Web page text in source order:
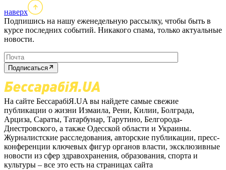
наверх
Подпишись на нашу еженедельную рассылку, чтобы быть в
курсе последних событий. Никакого спама, только актуальные
новости.
Подписаться
На сайте БессарабіЯ.UA вы найдете самые свежие
публикации о жизни Измаила, Рени, Килии, Болграда,
Арциза, Сараты, Татарбунар, Тарутино, Белгорода-
Днестровского, а также Одесской области и Украины.
Журналистские расследования, авторские публикации, пресс-
конференции ключевых фигур органов власти, эксклюзивные
новости из сфер здравохранения, образования, спорта и
культуры – все это есть на страницах сайта